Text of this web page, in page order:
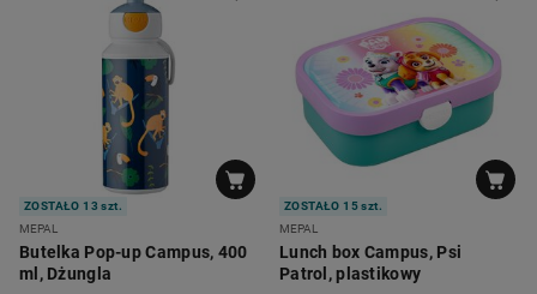
ZOSTAŁO 13 szt.
MEPAL
Butelka Pop-up Campus, 400
ml, Dżungla
ZOSTAŁO 15 szt.
MEPAL
Lunch box Campus, Psi
Patrol, plastikowy